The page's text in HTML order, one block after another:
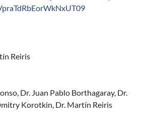
09
Reiris
Dr. Juan Pablo Borthagaray, Dr.
Korotkin, Dr. Martín Reiris